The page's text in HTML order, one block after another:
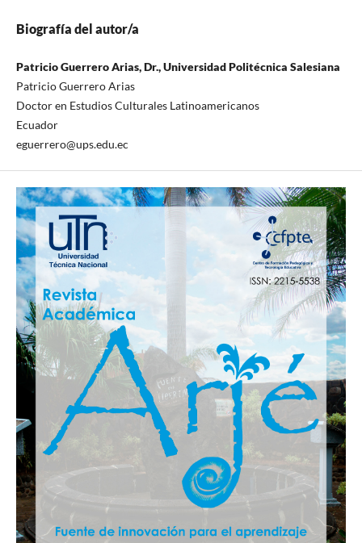
Biografía del autor/a
Patricio Guerrero Arias, Dr., Universidad Politécnica Salesiana
Patricio Guerrero Arias
Doctor en Estudios Culturales Latinoamericanos
Ecuador
eguerrero@ups.edu.ec